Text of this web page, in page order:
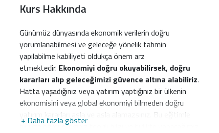
+ Daha fazla göster
Kurs Hakkında
Günümüz dünyasında ekonomik verilerin doğru
yorumlanabilmesi ve geleceğe yönelik tahmin
yapılabilme kabiliyeti oldukça önem arz
etmektedir. Ekonomiyi doğru okuyabilirsek, doğru
kararları alıp geleceğimizi güvence altına alabiliriz.
Hatta yaşadığınız veya yatırım yaptığınız bir ülkenin
ekonomisini veya global ekonomiyi bilmeden doğru
yatırım kararları asla ve asla alamazsınız. Bu eğitimle
birlikte öğreneceğiniz teorik bilgi ve birlikte yapacağımız